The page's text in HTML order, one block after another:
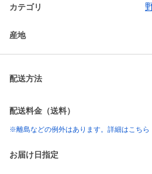
カテゴリ
産地
配送方法
配送料金（送料）
※離島などの例外はあります。詳細はこちら
お届け日指定